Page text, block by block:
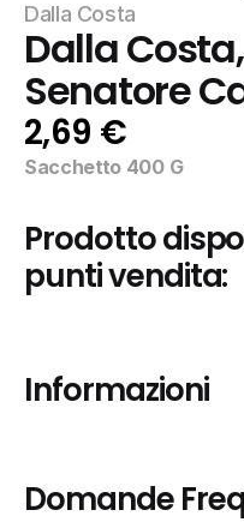
Dalla Costa
Dalla
Senatore
2,69 €
Sacchetto 400 G
Prodotto
punti vendita:
Informazioni
Domande